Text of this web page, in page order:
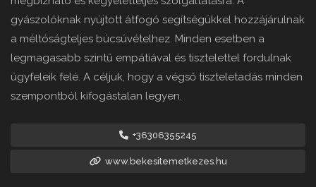
gyászolóknak nyújtott átfogó segítségükkel hozzájárulnak
a méltóságteljes búcsúvételhez. Minden esetben a
legmagasabb szintű empátiával és tisztelettel fordulnak
ügyfeleik felé. A céljuk, hogy a végső tiszteletadás minden
szempontból kifogástalan legyen.
+36306355245
www.bekesitemetkezes.hu